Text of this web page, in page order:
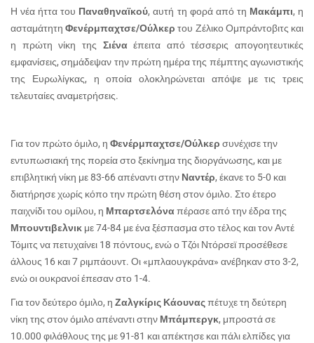
Η νέα ήττα του Παναθηναϊκού, αυτή τη φορά από τη Μακάμπι, η
ασταμάτητηΦενέρμπαχτσε/Ούλκερ του Ζέλικο Ομπράντοβιτς και
η πρώτη νίκη της Σιέναέπειτα από τέσσερις απογοητευτικές
εμφανίσεις, σημάδεψαν την πρώτη ημέρα της πέμπτης αγωνιστικής
της Ευρωλίγκας, η οποία ολοκληρώνεται απόψε με τις τρεις
τελευταίες αναμετρήσεις.
Για τον πρώτο όμιλο, η Φενέρμπαχτσε/Ούλκερ συνέχισε την
εντυπωσιακή της πορεία στο ξεκίνημα της διοργάνωσης, και με
επιβλητική νίκη με 83-66 απέναντι στην Ναντέρ, έκανε το 5-0 και
διατήρησε χωρίς κόπο την πρώτη θέση στον όμιλο. Στο έτερο
παιχνίδι του ομίλου, η Μπαρτσελόναπέρασε από την έδρα της
Μπουντιβελνικ με 74-84 με ένα ξέσπασμα στο τέλος και τον Αντέ
Τόμιτς να πετυχαίνει 18 πόντους, ενώ ο Τζόι Ντόρσεϊ προσέθεσε
άλλους 16 και 7 ριμπάουντ. Οι «μπλαουγκράνα» ανέβηκαν στο 3-2,
ενώ οι ουκρανοί έπεσαν στο 1-4.
Για τον δεύτερο όμιλο, η Ζαλγκίρις Κάουναςπέτυχε τη δεύτερη
νίκη της στον όμιλο απέναντι στην Μπάμπεργκ, μπροστά σε
10.000 φιλάθλους της με 91-81 και απέκτησε και πάλι ελπίδες για